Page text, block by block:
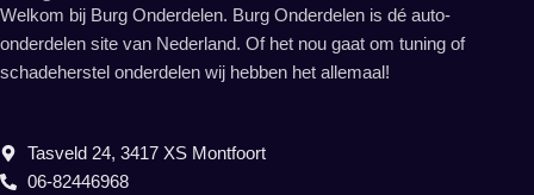
Welkom bij Burg Onderdelen. Burg Onderdelen is dé auto-
onderdelen site van Nederland. Of het nou gaat om tuning of
schadeherstel onderdelen wij hebben het allemaal!
Tasveld 24, 3417 XS Montfoort
06-82446968